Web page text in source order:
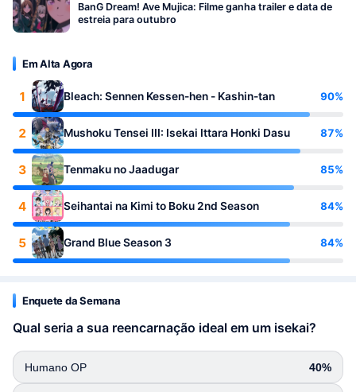
BanG Dream! Ave Mujica: Filme ganha trailer e data de
estreia para outubro
Em Alta Agora
1 Bleach: Sennen Kessen-hen - Kashin-tan 90%
2 Mushoku Tensei III: Isekai Ittara Honki Dasu 87%
3 Tenmaku no Jaadugar 85%
4 Seihantai na Kimi to Boku 2nd Season 84%
5 Grand Blue Season 3 84%
Enquete da Semana
Qual seria a sua reencarnação ideal em um isekai?
Humano OP 40%